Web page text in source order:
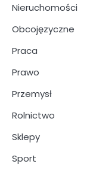
Nieruchomości
Obcojęzyczne
Praca
Prawo
Przemysł
Rolnictwo
Sklepy
Sport